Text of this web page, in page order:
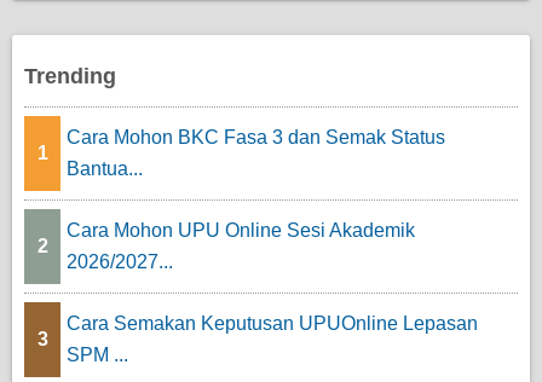
Trending
1
Cara Mohon BKC Fasa 3 dan Semak Status
Bantua...
2
Cara Mohon UPU Online Sesi Akademik
2026/2027...
3
Cara Semakan Keputusan UPUOnline Lepasan
SPM ...